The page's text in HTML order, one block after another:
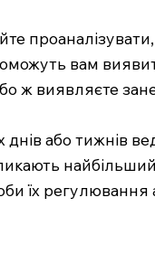
вам
ж виявляєте
днів або тижнів
їх